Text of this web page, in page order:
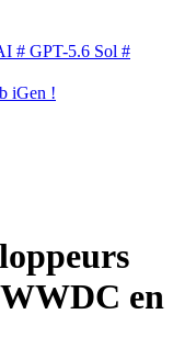
# GPT-5.6 Sol #
iGen !
en